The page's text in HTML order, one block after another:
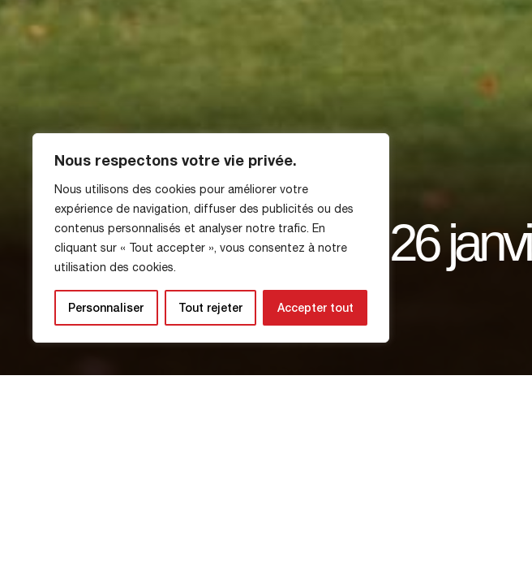
Nous respectons votre vie privée.
Nous utilisons des cookies pour améliorer votre
expérience de navigation, diffuser des publicités ou des
contenus personnalisés et analyser notre trafic. En
cliquant sur « Tout accepter », vous consentez à notre
utilisation des cookies.
Personnaliser Tout rejeter Accepter tout
Le programme du 26
National
26 janvier 2026